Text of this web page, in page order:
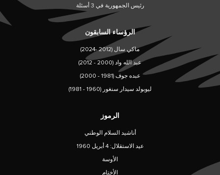
رئيس الجمهورية في 3 أسئلة
الرؤساء السابقون
ماكي سال (2012 -2024)
عبد الله واد (2000 - 2012)
عبده جوف (1981 - 2000)
ليوبولد سيدار سنغور (1960 - 1981)
الرموز
أناشيد السلام الوطني
عيد الاستقلال: 4 أبريل 1960
الأوسة
الأختام